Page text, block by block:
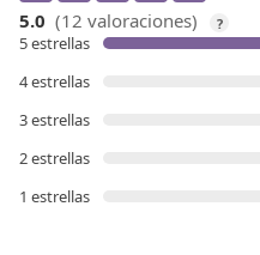
5.0 (12 valoraciones) ?
5 estrellas
4 estrellas
3 estrellas
2 estrellas
1 estrellas